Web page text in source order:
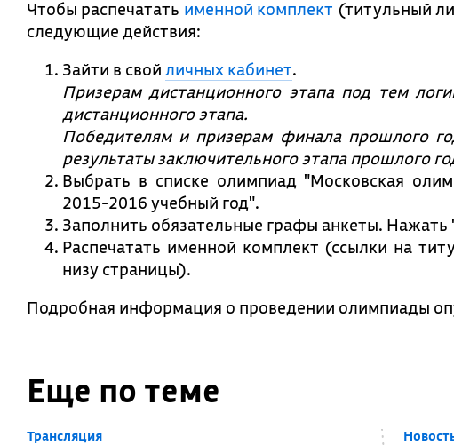
Чтобы распечатать именной комплект (титульный
следующие действия:
Зайти в свой личных кабинет.
Призерам дистанционного этапа под тем
дистанционного этапа.
Победителям и призерам финала прошлого
результаты заключительного этапа прошлого
Выбрать в списке олимпиад "Московская
2015-2016 учебный год".
Заполнить обязательные графы анкеты. Нажать
Распечатать именной комплект (ссылки на
низу страницы).
Подробная информация о проведении олимпиады
Еще по теме
Трансляция